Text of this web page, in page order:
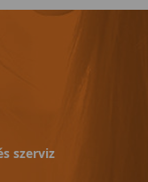
szerviz